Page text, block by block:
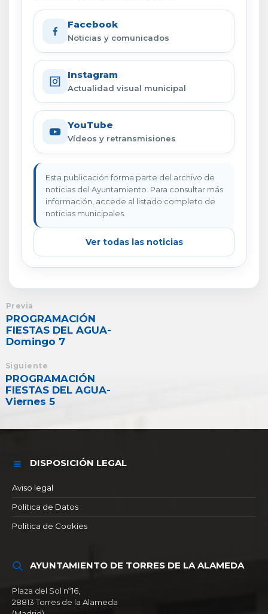
Facebook
Noticias y comunicados
Instagram
Actualidad visual municipal
YouTube
Vídeos y retransmisiones
Esta publicación forma parte del archivo de
noticias del Ayuntamiento. Para consultar más
información, accede al listado completo de
noticias municipales.
Ver todas las noticias
Previa
PROGRAMACIÓN
FIESTAS DEL AGUA-
Domingo 7
Siguiente
PROGRAMACIÓN
FIESTAS DEL AGUA-
Viernes 5
DISPOSICIÓN LEGAL
Aviso legal
Política de Datos
Política de Cookies
AYUNTAMIENTO DE TORRES DE LA ALAMEDA
Plaza del Sol nº16,
28813 Torres de la Alameda